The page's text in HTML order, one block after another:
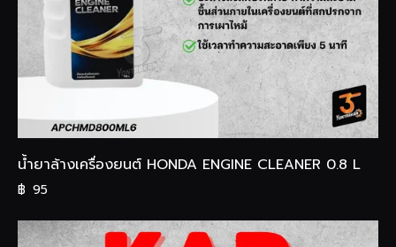
น้ำยาล้างเครื่องยนต์ HONDA ENGINE CLEANER 0.8 L
฿ 95